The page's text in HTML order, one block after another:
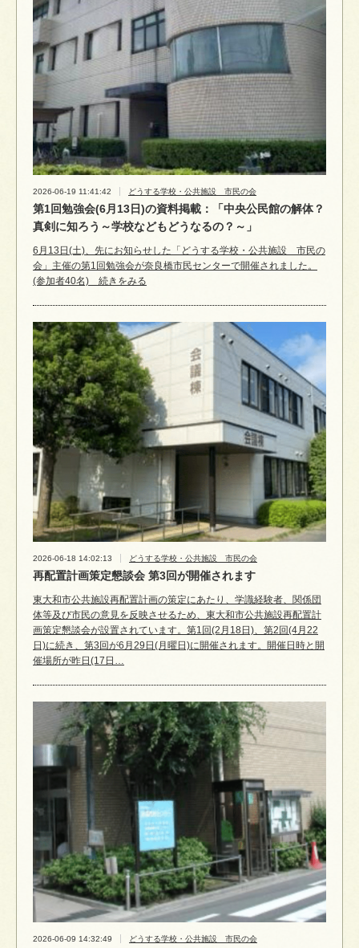
2026-06-19 11:41:42 どうする学校・公共施設 市民の会
第1回勉強会(6月13日)の資料掲載：「中央公民館の解体？
真剣に知ろう～学校などもどうなるの？～」
6月13日(土)、先にお知らせした「どうする学校・公共施設 市民の
会」主催の第1回勉強会が奈良橋市民センターで開催されました。
(参加者40名) 続きをみる
2026-06-18 14:02:13 どうする学校・公共施設 市民の会
再配置計画策定懇談会 第3回が開催されます
東大和市公共施設再配置計画の策定にあたり、学識経験者、関係団
体等及び市民の意見を反映させるため、東大和市公共施設再配置計
画策定懇談会が設置されています。第1回(2月18日)、第2回(4月22
日)に続き、第3回が6月29日(月曜日)に開催されます。開催日時と開
催場所が昨日(17日…
2026-06-09 14:32:49 どうする学校・公共施設 市民の会